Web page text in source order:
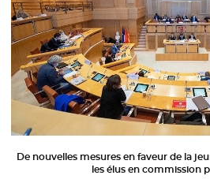
De nouvelles mesures en faveur de la
les élus en commission